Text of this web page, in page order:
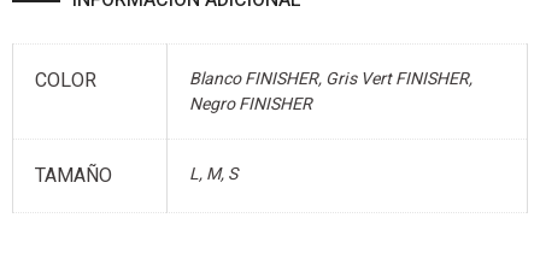
COLOR
Blanco FINISHER, Gris Vert FINISHER,
Negro FINISHER
TAMAÑO L, M, S